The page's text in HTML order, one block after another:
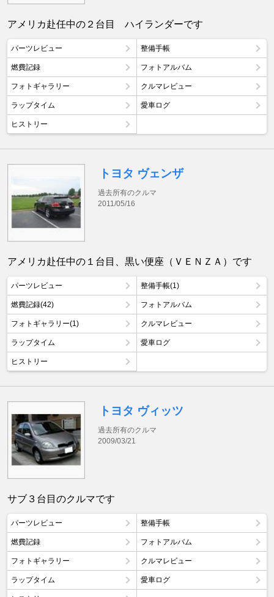
アメリカ赴任中の２台目 ハイランダーです
パーツレビュー 整備手帳
燃費記録 フォトアルバム
フォトギャラリー クルマレビュー
ラップタイム 愛車ログ
ヒストリー
トヨタ ヴェンザ
過去所有のクルマ
2011/05/16
アメリカ赴任中の１台目、黒い便座（ＶＥＮＺＡ）です
パーツレビュー 整備手帳(1)
燃費記録(42) フォトアルバム
フォトギャラリー(1) クルマレビュー
ラップタイム 愛車ログ
ヒストリー
トヨタ ヴィッツ
過去所有のクルマ
2009/03/21
サブ３台目のクルマです
パーツレビュー 整備手帳
燃費記録 フォトアルバム
フォトギャラリー クルマレビュー
ラップタイム 愛車ログ